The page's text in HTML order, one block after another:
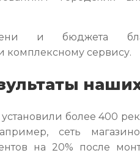
и бюджета
комплексному сервису.
более 400
сеть
на 20% после